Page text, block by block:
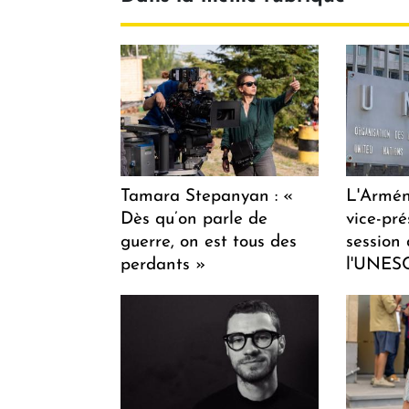
Tamara Stepanyan : «
Dès qu’on parle de
guerre, on est tous des
perdants »
vice-
session